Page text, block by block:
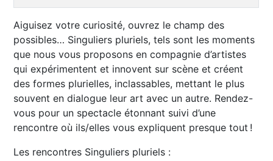
Aiguisez votre curiosité, ouvrez le champ des
possibles… Singuliers pluriels, tels sont les moments
que nous vous proposons en compagnie d’artistes
qui expérimentent et innovent sur scène et créent
des formes plurielles, inclassables, mettant le plus
souvent en dialogue leur art avec un autre. Rendez-
vous pour un spectacle étonnant suivi d’une
rencontre où ils/elles vous expliquent presque tout !
Les rencontres Singuliers pluriels :